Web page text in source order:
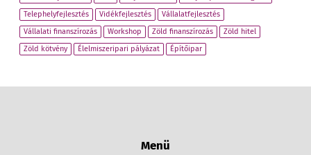
Telephelyfejlesztés
Vidékfejlesztés
Vállalatfejlesztés
Vállalati finanszírozás
Workshop Zöld finanszírozás
Zöld hitel
Zöld kötvény
Élelmiszeripari pályázat Építőipar
Menü